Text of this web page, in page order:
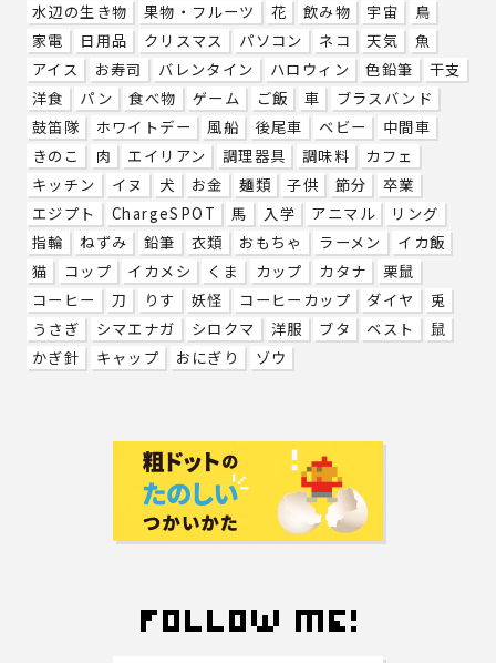
水辺の生き物
果物・フルーツ 花 飲み物 宇宙
鳥
家電
日用品 クリスマス パソコン ネコ 天気
魚
アイス
お寿司 バレンタイン ハロウィン 色鉛筆
干支
洋食
パン 食べ物 ゲーム ご飯 車
ブラスバンド
鼓笛隊
ホワイトデー 風船 後尾車 ベビー
中間車
きのこ
肉 エイリアン 調理器具 調味料
カフェ
キッチン
イヌ 犬 お金 麺類 子供 節分
卒業
エジプト
ChargeSPOT 馬 入学 アニマル
リング
指輪
ねずみ 鉛筆 衣類 おもちゃ ラーメン
イカ飯
猫
コップ イカメシ くま カップ カタナ
栗鼠
コーヒー
刀 りす 妖怪 コーヒーカップ ダイヤ
兎
うさぎ
シマエナガ シロクマ 洋服 ブタ ベスト
鼠
かぎ針
キャップ おにぎり ゾウ